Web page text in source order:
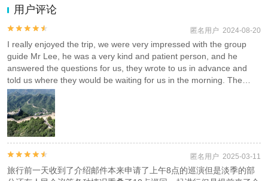
本产品由青岛驿路同行国际旅行社有限公司代理招徕，委托社为北京轻悦国际旅
行社有限公司，具体的旅游服务和操作由委托社及其有资质的地接社提供
动（如跳伞、潜水、滑雪等）前，请务必仔细阅读
2.为普及旅游安全知识及旅游文明公约，使您的旅程顺利圆满完成，
特制定《去哪儿网旅游安全手册》 ，请您认真阅读并切实遵守。
用户评论

 匿名用户 2024-08-20
I really enjoyed the trip, we were very impressed with the group
guide Mr Lee, he was a very kind and patient person, and he
answered the questions for us, they wrote to us in advance and
told us where they would be waiting for us in the morning. The
Great Wall is an amazing experience and the ride was very
comfortable. I highly recommend it to anyone who wants to visit on
their own, but isn't worried about transportation or other details.

 匿名用户 2025-03-11
旅行前一天收到了介绍邮件本来申请了上午8点的巡演但是淡季的部